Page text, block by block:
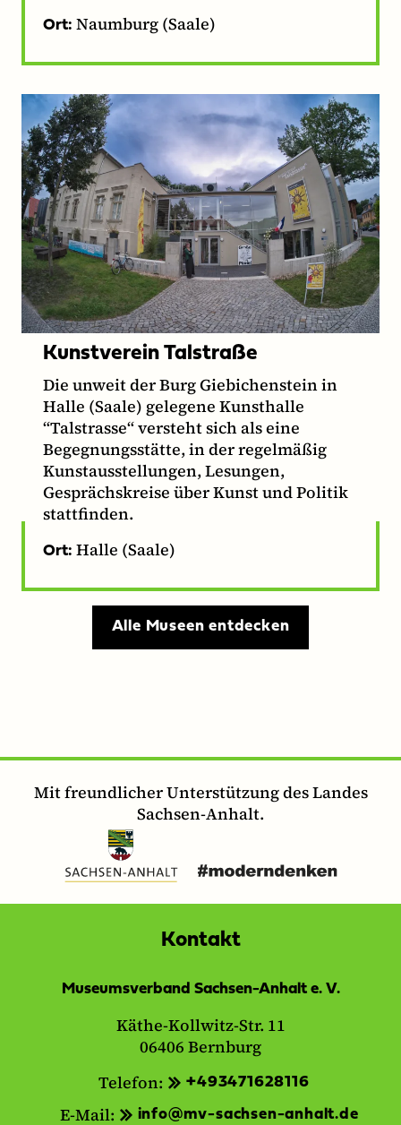
Ort: Naumburg (Saale)
Kunstverein Talstraße
Die unweit der Burg Giebichenstein in
Halle (Saale) gelegene Kunsthalle
“Talstrasse“ versteht sich als eine
Begegnungsstätte, in der regelmäßig
Kunstausstellungen, Lesungen,
Gesprächskreise über Kunst und Politik
stattfinden.
Ort: Halle (Saale)
Alle Museen entdecken
Mit freundlicher Unterstützung des Landes
Sachsen-Anhalt.
Kontakt
Museumsverband Sachsen-Anhalt e. V.
Käthe-Kollwitz-Str. 11
06406 Bernburg
Telefon:
+493471628116
E-Mail: info@mv-sachsen-anhalt.de